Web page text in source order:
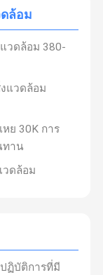
ล้อม
วดล้อม 380-
แวดล้อม
หย 30K การ
ทาน
วดล้อม
ฏิบัติการที่มี